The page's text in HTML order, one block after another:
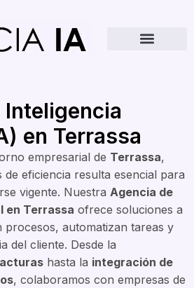
en Terrassa
empresarial de Terrassa,
eficiencia resulta esencial para
vigente. Nuestra Agencia de
en Terrassa ofrece soluciones a
procesos, automatizan tareas y
del cliente. Desde la
hasta la integración de
, colaboramos con empresas de